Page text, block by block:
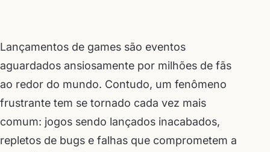
Lançamentos de games são eventos
aguardados ansiosamente por milhões de fãs
ao redor do mundo. Contudo, um fenômeno
frustrante tem se tornado cada vez mais
comum: jogos sendo lançados inacabados,
repletos de bugs e falhas que comprometem a